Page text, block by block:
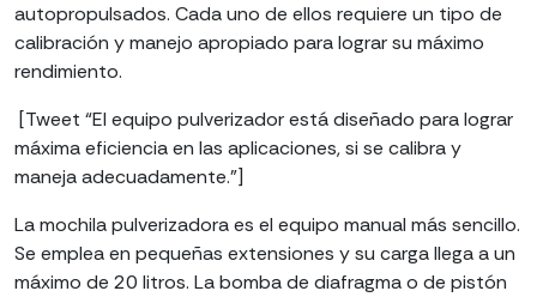
autopropulsados. Cada uno de ellos requiere un tipo de
calibración y manejo apropiado para lograr su máximo
rendimiento.
[Tweet “El equipo pulverizador está diseñado para lograr
máxima eficiencia en las aplicaciones, si se calibra y
maneja adecuadamente.”]
La mochila pulverizadora es el equipo manual más sencillo.
Se emplea en pequeñas extensiones y su carga llega a un
máximo de 20 litros. La bomba de diafragma o de pistón